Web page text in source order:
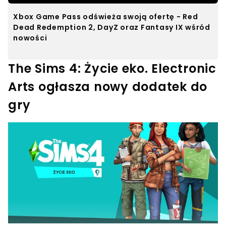
Xbox Game Pass odświeża swoją ofertę - Red
Dead Redemption 2, DayZ oraz Fantasy IX wśród
nowości
The Sims 4: Życie eko. Electronic
Arts ogłasza nowy dodatek do
gry